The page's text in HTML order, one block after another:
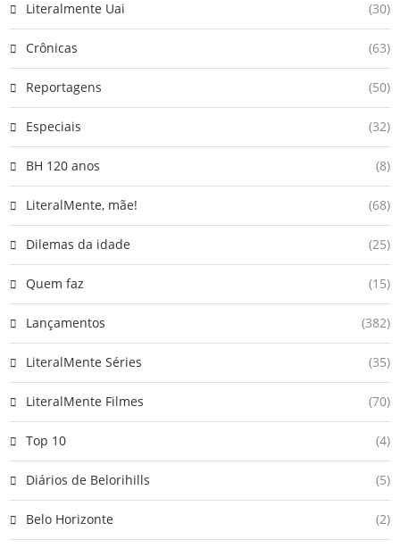
Literalmente Uai (30)
Crônicas (63)
Reportagens (50)
Especiais (32)
BH 120 anos (8)
LiteralMente, mãe! (68)
Dilemas da idade (25)
Quem faz (15)
Lançamentos (382)
LiteralMente Séries (35)
LiteralMente Filmes (70)
Top 10 (4)
Diários de Belorihills (5)
Belo Horizonte (2)